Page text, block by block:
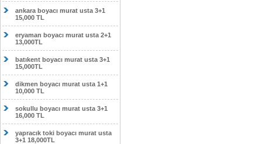
ankara boyacı murat usta 3+1
15,000 TL
eryaman boyacı murat usta 2+1
13,000TL
batıkent boyacı murat usta 3+1
15,000TL
dikmen boyacı murat usta 1+1
10,000 TL
sokullu boyacı murat usta 3+1
16,000 TL
yapracık toki boyacı murat usta
3+1 18,000TL